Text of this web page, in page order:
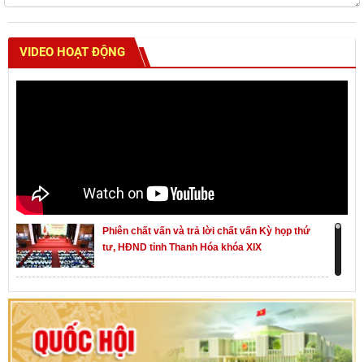
VIDEO HOẠT ĐỘNG
Phiên chất vấn và trả lời chất vấn Kỳ họp thứ
tư, HĐND tỉnh Thanh Hóa khóa XIX
Khai mạc kỳ họp thứ Nhất, Quốc hội khóa XVI
Hướng dẫn quy trình bỏ phiếu bầu cử ĐBQH